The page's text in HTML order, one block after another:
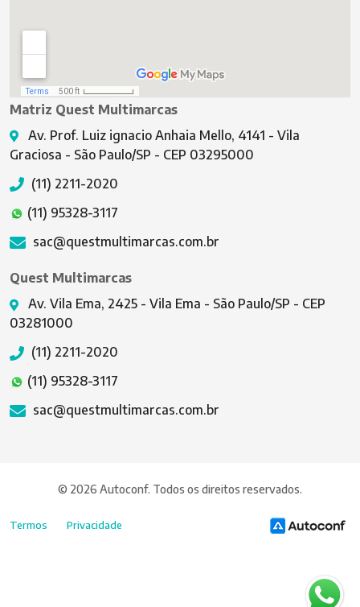
Matriz Quest Multimarcas
Av. Prof. Luiz ignacio Anhaia Mello, 4141 - Vila
Graciosa - São Paulo/SP - CEP 03295000
(11) 2211-2020
(11) 95328-3117
sac@questmultimarcas.com.br
Quest Multimarcas
Av. Vila Ema, 2425 - Vila Ema - São Paulo/SP - CEP
03281000
(11) 2211-2020
(11) 95328-3117
sac@questmultimarcas.com.br
© 2026 Autoconf. Todos os direitos reservados.
Termos Privacidade